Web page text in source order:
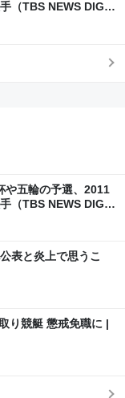
（TBS NEWS DIG
や五輪の予選、2011
（TBS NEWS DIG
表と炎上で思うこ
り競艇 懲戒免職に |